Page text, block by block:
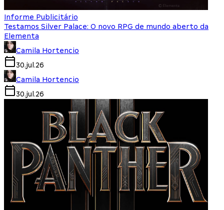
Informe Publicitário
Testamos Silver Palace: O novo RPG de mundo aberto da
Elementa
Camila Hortencio
30.jul.26
Camila Hortencio
30.jul.26